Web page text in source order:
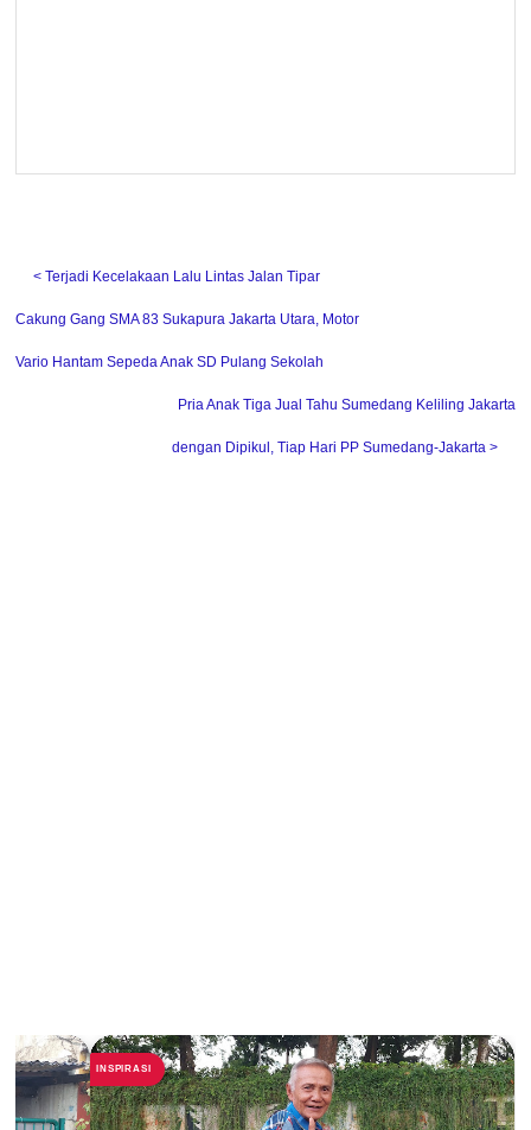
˂ Terjadi Kecelakaan Lalu Lintas Jalan Tipar
Cakung Gang SMA 83 Sukapura Jakarta Utara, Motor
Vario Hantam Sepeda Anak SD Pulang Sekolah
Pria Anak Tiga Jual Tahu Sumedang Keliling Jakarta
dengan Dipikul, Tiap Hari PP Sumedang-Jakarta ˃
INSPIRASI